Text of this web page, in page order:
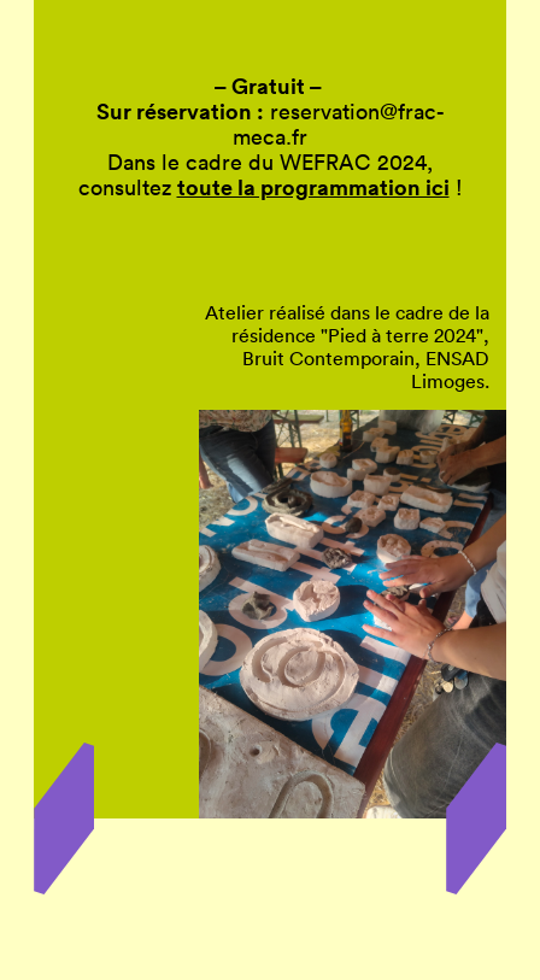
– Gratuit –
Sur réservation : reservation@frac-
meca.fr
Dans le cadre du WEFRAC 2024,
consultez toute la programmation ici !
Atelier réalisé dans le cadre de la
résidence "Pied à terre 2024",
Bruit Contemporain, ENSAD
Limoges.